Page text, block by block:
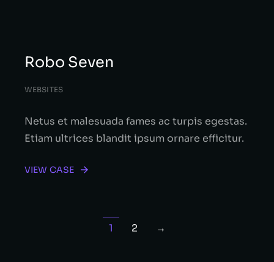
Robo Seven
WEBSITES
Netus et malesuada fames ac turpis egestas.
Etiam ultrices blandit ipsum ornare efficitur.
VIEW CASE
1 2 →